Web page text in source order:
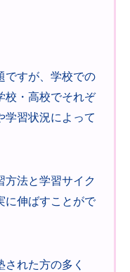
ですが、学校での
校・高校でそれぞ
学習状況によって
方法と学習サイク
に伸ばすことがで
れた方の多く